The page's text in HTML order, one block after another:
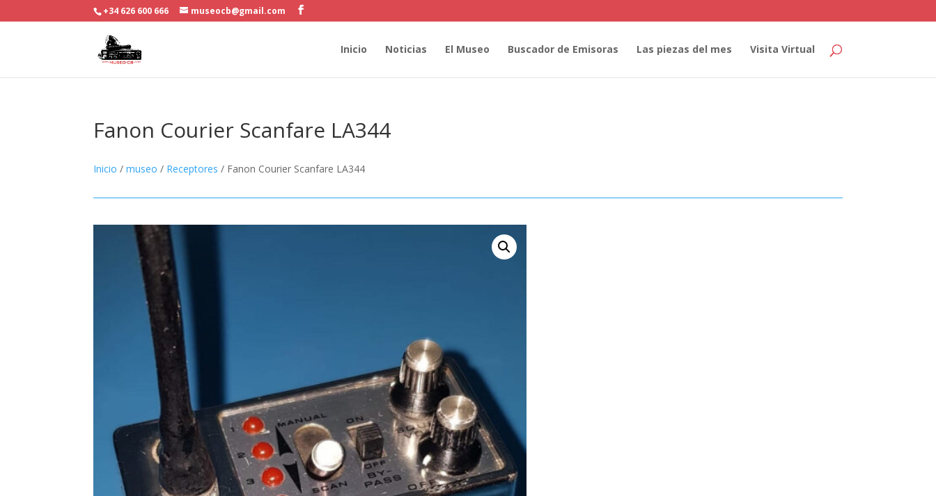
+34 626 600 666 museocb@gmail.com
Inicio Noticias El Museo Buscador de Emisoras Las piezas del mes Visita Virtual
Fanon Courier Scanfare LA344
Inicio /museo / Receptores / Fanon Courier Scanfare LA344